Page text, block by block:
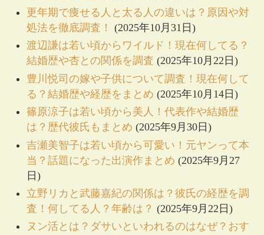
更年期で痩せる人と太る人の違いは？原因や対
処法を徹底調査！
(2025年10月31日)
渡辺謙は若い頃からワイルド！現在何してる？
結婚歴や杏との関係を調査 (2025年10月22日)
豊川悦司の嫁や子供について調査！現在何して
る？結婚歴や経歴をまとめ (2025年10月14日)
篠原涼子は若い頃から美人！代表作や結婚歴
は？歴代彼氏もまとめ (2025年9月30日)
吉瀬美智子は若い頃から可愛い！元ヤンって本
当？話題になった出演作まとめ (2025年9月27
日)
立野リカと武藤嘉紀の関係は？彼氏の経歴を調
査！何してる人？年齢は？ (2025年9月22日)
ヌン活とは？ダサいといわれるのはなぜ？おす